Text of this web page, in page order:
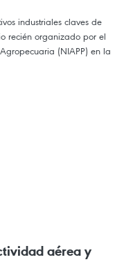
industriales claves de
recién organizado por el
(NIAPP) en la
aérea y